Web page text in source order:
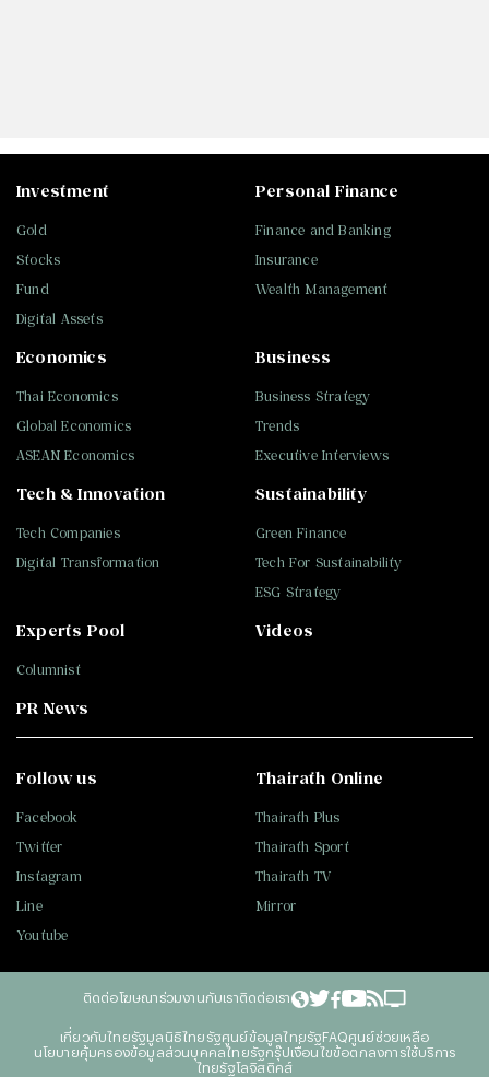
Investment
Gold
Stocks
Fund
Digital Assets
Personal Finance
Finance and Banking
Insurance
Wealth Management
Business
Business Strategy
Trends
Executive Interviews
Tech & Innovation
Tech Companies
Digital Transformation
Sustainability
Green Finance
Tech For Sustainability
ESG Strategy
Economics
Thai Economics
Global Economics
ASEAN Economics
Experts Pool
Columnist
Videos
PR News
Follow us
Facebook
Twitter
Instagram
Line
Youtube
Thairath Online
Thairath Plus
Thairath Sport
Thairath TV
Mirror
ติดต่อโฆษณา ร่วมงานกับเราติดต่อเรา
เกี่ยวกับไทยรัฐมูลนิธิไทยรัฐศูนย์ข้อมูลไทยรัฐFAQศูนย์ช่วยเหลือ
นโยบายคุ้มครองข้อมูลส่วนบุคคลไทยรัฐกรุ๊ปเงื่อนไขข้อตกลงการใช้บริการ
ไทยรัฐโลจิสติคส์